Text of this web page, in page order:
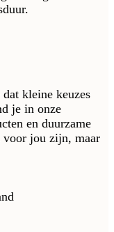
kleine keuzes
je in onze
en duurzame
voor jou zijn, maar